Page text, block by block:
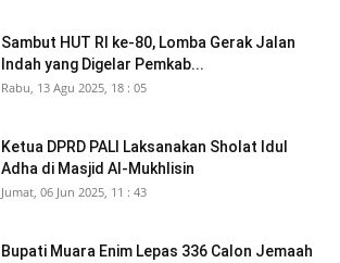
Sambut HUT RI ke-80, Lomba Gerak Jalan
Indah yang Digelar Pemkab...
Rabu, 13 Agu 2025, 18 : 05
Ketua DPRD PALI Laksanakan Sholat Idul
Adha di Masjid Al-Mukhlisin
Jumat, 06 Jun 2025, 11 : 43
Bupati Muara Enim Lepas 336 Calon Jemaah